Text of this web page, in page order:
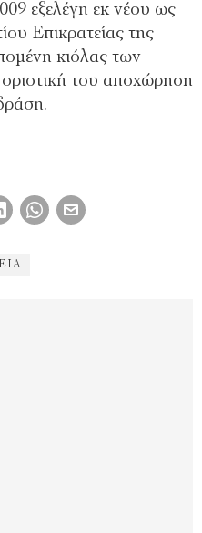
εξελέγη εκ νέου ως
Επικρατείας της
κιόλας των
του αποχώρηση